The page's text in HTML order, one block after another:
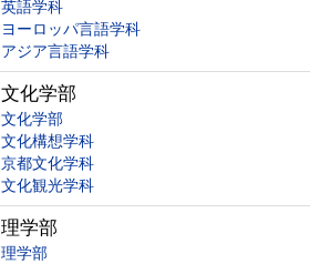
英語学科
ヨーロッパ言語学科
アジア言語学科
文化学部
文化学部
文化構想学科
京都文化学科
文化観光学科
理学部
理学部